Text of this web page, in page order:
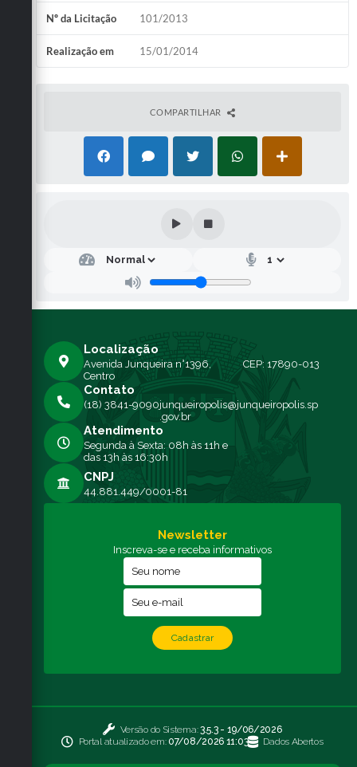
Nº da Licitação 101/2013
Realização em 15/01/2014
COMPARTILHAR
Localização
Avenida Junqueira n°1396,
Centro
CEP: 17890-013
Contato
(18) 3841-9090junqueiropolis@junqueiropolis.sp
.gov.br
Atendimento
Segunda à Sexta: 08h às 11h e
das 13h às 16:30h
CNPJ
44.881.449/0001-81
Newsletter
Inscreva-se e receba informativos
Cadastrar
Versão do Sistema:3.5.3 - 19/06/2026
Portal atualizado em: 07/08/2026 11:03 Dados Abertos